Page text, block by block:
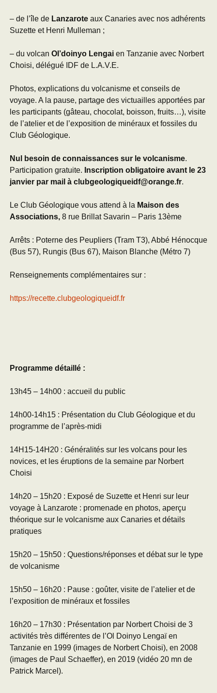
– de l’île de Lanzarote aux Canaries avec nos adhérents
Suzette et Henri Mulleman ;
– du volcan Ol’doinyo Lengai en Tanzanie avec Norbert
Choisi, délégué IDF de L.A.V.E.
Photos, explications du volcanisme et conseils de
voyage. A la pause, partage des victuailles apportées par
les participants (gâteau, chocolat, boisson, fruits…), visite
de l’atelier et de l’exposition de minéraux et fossiles du
Club Géologique.
Nul besoin de connaissances sur le volcanisme.
Participation gratuite. Inscription obligatoire avant le 23
janvier par mail à clubgeologiqueidf@orange.fr.
Le Club Géologique vous attend à la Maison des
Associations, 8 rue Brillat Savarin – Paris 13ème
Arrêts : Poterne des Peupliers (Tram T3), Abbé Hénocque
(Bus 57), Rungis (Bus 67), Maison Blanche (Métro 7)
Renseignements complémentaires sur :
https://recette.clubgeologiqueidf.fr
Programme détaillé :
13h45 – 14h00 : accueil du public
14h00-14h15 : Présentation du Club Géologique et du
programme de l’après-midi
14H15-14H20 : Généralités sur les volcans pour les
novices, et les éruptions de la semaine par Norbert
Choisi
14h20 – 15h20 : Exposé de Suzette et Henri sur leur
voyage à Lanzarote : promenade en photos, aperçu
théorique sur le volcanisme aux Canaries et détails
pratiques
15h20 – 15h50 : Questions/réponses et débat sur le type
de volcanisme
15h50 – 16h20 : Pause : goûter, visite de l’atelier et de
l’exposition de minéraux et fossiles
16h20 – 17h30 : Présentation par Norbert Choisi de 3
activités très différentes de l’Ol Doinyo Lengaï en
Tanzanie en 1999 (images de Norbert Choisi), en 2008
(images de Paul Schaeffer), en 2019 (vidéo 20 mn de
Patrick Marcel).